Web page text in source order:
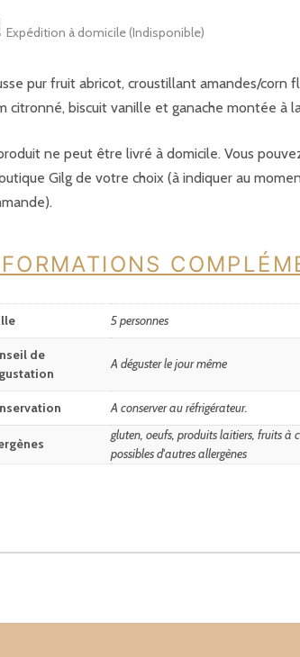
Expédition à domicile (Indisponible)
pur fruit abricot, croustillant amandes/corn
citronné, biscuit vanille et ganache montée à
ne peut être livré à domicile. Vous
Gilg de votre choix (à indiquer au
5 personnes
de
A déguster le jour même
A conserver au réfrigérateur.
gluten, oeufs, produits laitiers, fruits à
possibles d'autres allergènes